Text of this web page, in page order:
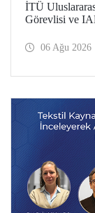
İTÜ
Görevlisi ve
Temmuz
06 Ağu 2026